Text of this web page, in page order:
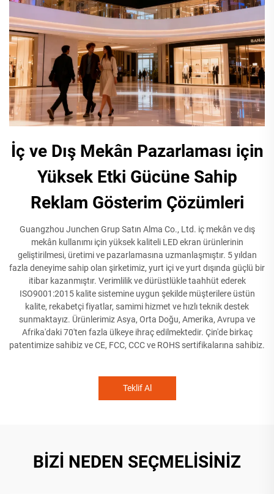
İç ve Dış Mekân Pazarlaması için
Yüksek Etki Gücüne Sahip
Reklam Gösterim Çözümleri
Guangzhou Junchen Grup Satın Alma Co., Ltd. iç mekân ve dış
mekân kullanımı için yüksek kaliteli LED ekran ürünlerinin
geliştirilmesi, üretimi ve pazarlamasına uzmanlaşmıştır. 5 yıldan
fazla deneyime sahip olan şirketimiz, yurt içi ve yurt dışında güçlü bir
itibar kazanmıştır. Verimlilik ve dürüstlükle taahhüt ederek
ISO9001:2015 kalite sistemine uygun şekilde müşterilere üstün
kalite, rekabetçi fiyatlar, samimi hizmet ve hızlı teknik destek
sunmaktayız. Ürünlerimiz Asya, Orta Doğu, Amerika, Avrupa ve
Afrika'daki 70'ten fazla ülkeye ihraç edilmektedir. Çin'de birkaç
patentimize sahibiz ve CE, FCC, CCC ve ROHS sertifikalarına sahibiz.
Teklif Al
BİZİ NEDEN SEÇMELİSİNİZ